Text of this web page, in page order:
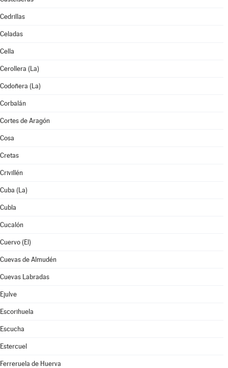
Cedrillas
Celadas
Cella
Cerollera (La)
Codoñera (La)
Corbalán
Cortes de Aragón
Cosa
Cretas
Crivillén
Cuba (La)
Cubla
Cucalón
Cuervo (El)
Cuevas de Almudén
Cuevas Labradas
Ejulve
Escorihuela
Escucha
Estercuel
Ferreruela de Huerva